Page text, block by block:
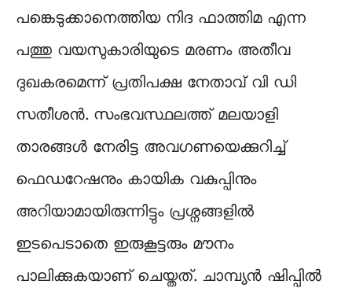
പങ്കെടുക്കാനെത്തിയ നിദ ഫാത്തിമ എന്ന
പത്തു വയസുകാരിയുടെ മരണം അതീവ
ദുഖകരമെന്ന് പ്രതിപക്ഷ നേതാവ് വി ഡി
സതീശൻ. സംഭവസ്ഥലത്ത് മലയാളി
താരങ്ങൾ നേരിട്ട അവഗണയെക്കുറിച്ച്
ഫെഡറേഷനും കായിക വകുപ്പിനും
അറിയാമായിരുന്നിട്ടും പ്രശ്നങ്ങളിൽ
ഇടപെടാതെ ഇരുകൂട്ടരും മൗനം
പാലിക്കുകയാണ് ചെയ്തത്. ചാമ്പ്യൻ ഷിപ്പിൽ